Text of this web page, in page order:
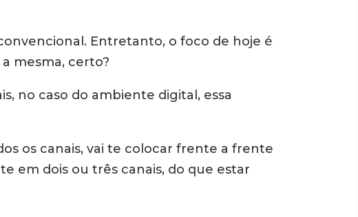
Entretanto, o foco de hoje é
mesma, certo?
no caso do ambiente digital, essa
os canais, vai te colocar frente a frente
em dois ou três canais, do que estar